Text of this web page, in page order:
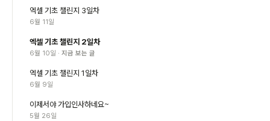
엑셀 기초 챌린지 3일차
6월 11일
엑셀 기초 챌린지 2일차
6월 10일 · 지금 보는 글
엑셀 기초 챌린지 1일차
6월 9일
이제서야 가입인사하네요~
5월 26일